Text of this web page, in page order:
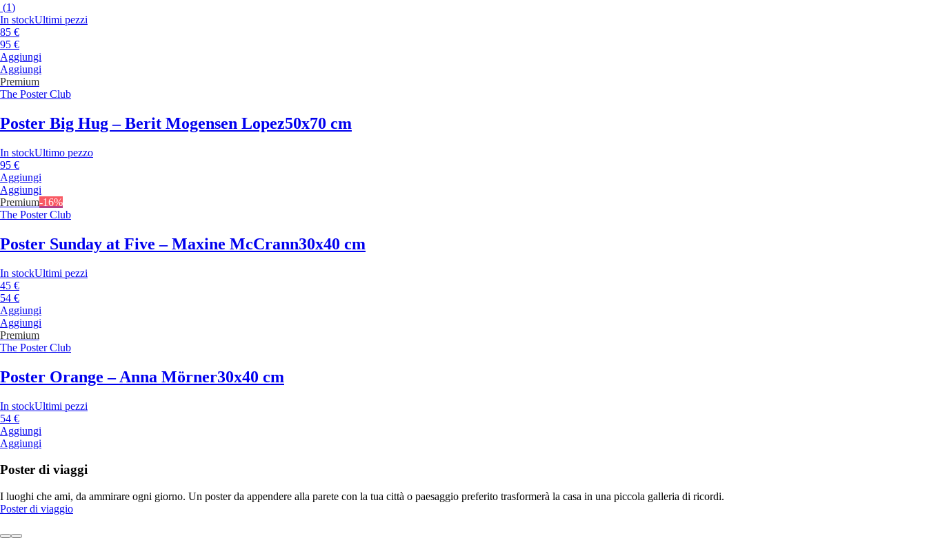
(1)
In stockUltimi pezzi
85 €
95 €
Aggiungi
Aggiungi
Premium
The Poster Club
Poster Big Hug – Berit Mogensen Lopez50x70 cm
In stockUltimo pezzo
95 €
Aggiungi
Aggiungi
Premium-16%
The Poster Club
Poster Sunday at Five – Maxine McCrann30x40 cm
In stockUltimi pezzi
45 €
54 €
Aggiungi
Aggiungi
Premium
The Poster Club
Poster Orange – Anna Mörner30x40 cm
In stockUltimi pezzi
54 €
Aggiungi
Aggiungi
Poster di viaggi
I luoghi che ami, da ammirare ogni giorno. Un poster da appendere alla parete con la tua città o paesaggio preferito trasformerà la casa in una piccola galleria di ricordi.
Poster di viaggio